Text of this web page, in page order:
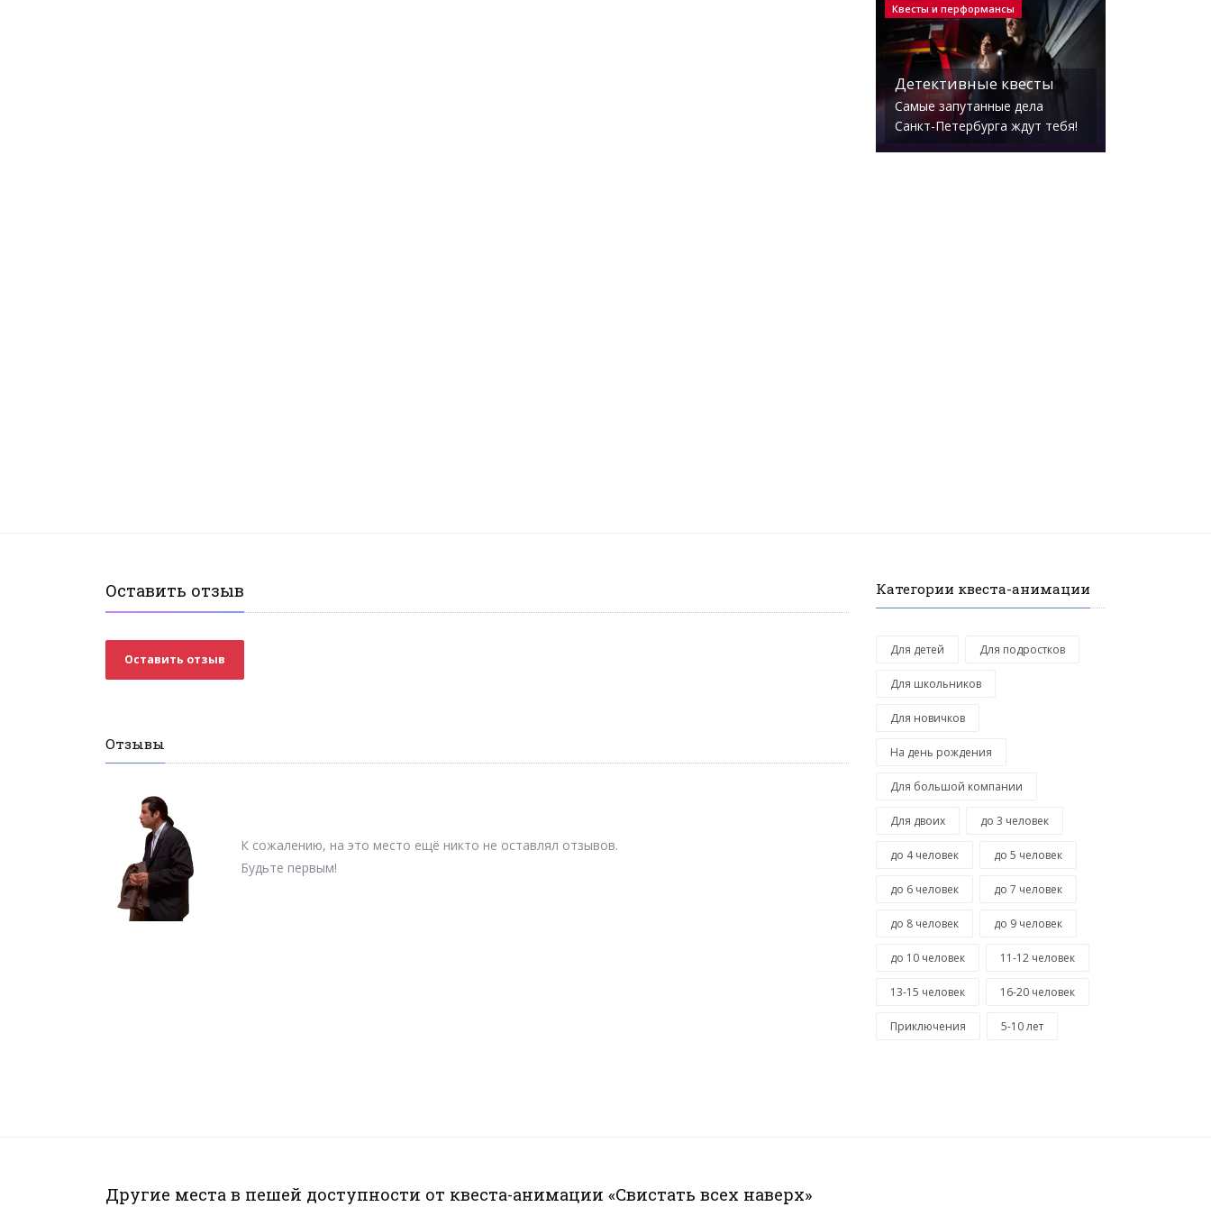
Квесты и перформансы
Детективные квесты
Самые запутанные дела
Санкт-Петербурга ждут тебя!
Оставить отзыв
Оставить отзыв
Отзывы
К сожалению, на это место ещё никто не оставлял отзывов.
Будьте первым!
Категории квеста-анимации
Для детей Для подростков
Для школьников
Для новичков
На день рождения
Для большой компании
Для двоих до 3 человек
до 4 человек до 5 человек
до 6 человек до 7 человек
до 8 человек до 9 человек
до 10 человек 11-12 человек
13-15 человек 16-20 человек
Приключения 5-10 лет
Другие места в пешей доступности от квеста-анимации «Свистать всех наверх»